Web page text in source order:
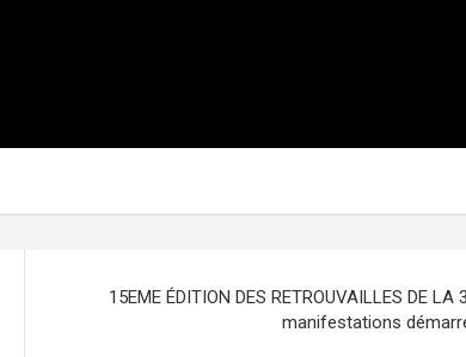
15EME ÉDITION DES RETROUVAILLES DE
manifestations